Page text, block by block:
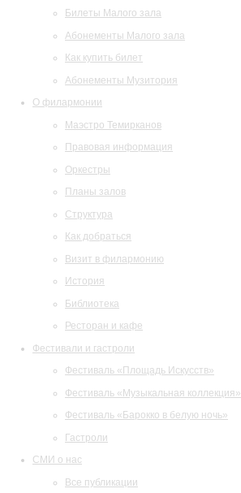
Билеты Малого зала
Абонементы Малого зала
Как купить билет
Абонементы Музитория
О филармонии
Маэстро Темирканов
Правовая информация
Оркестры
Планы залов
Структура
Как добраться
Визит в филармонию
История
Библиотека
Ресторан и кафе
Фестивали и гастроли
Фестиваль «Площадь Искусств»
Фестиваль «Музыкальная коллекция»
Фестиваль «Барокко в белую ночь»
Гастроли
СМИ о нас
Все публикации